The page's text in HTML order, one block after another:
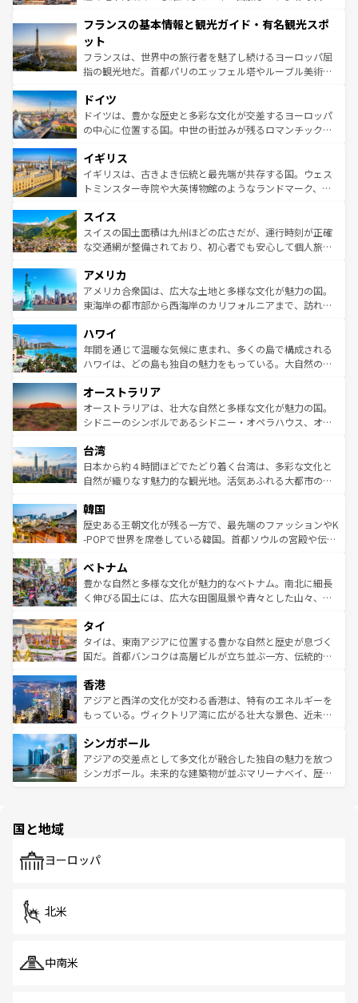
ませてくれるイタリアで、忘れられない旅をしてみよう！
なお、新着のイタリア情報は
しい。
文化が根付くこの国では、情熱的なフラメンコ、熱気あふ
れる闘牛、そして美味しいタパスが生活の一部となってい
る。首都マドリードの洗練された雰囲気や、バルセロナの
アートに溢れた街角から、地方では古代ローマ遺跡や中世
せる。地方によって風土や気候が異なるスペインはその個
性で訪れる人を魅了する。 なお、新着のスペイン情報は コ
ンテンツ一覧を参照してほしい。
フランスの基本情報と観光ガイド・有名観光スポ
ット
フランスは、世界中の旅行者を魅了し続けるヨーロッパ屈
指の観光地だ。首都パリのエッフェル塔やルーブル美術館
で、幅広い魅力が詰まっている。華麗な宮殿、歴史的な大
聖堂、美しいビーチ、そして豊かな自然が、訪れる者を心
から魅了する。また、フランスは美食の国としても知ら
いる。シャンパンの発祥地であるランス、プロヴァンスの
香り高いラベンダー畑など、多彩な楽しみ方が可能だ。さ
らに、パリ以外の地域にも魅力が溢れており、どの街角に
れる地方に足を運ぶとそれぞれで全く異なる文化を体験で
きるだろう。 なお、新着のフランス情報はコンテンツ一覧
を参照してほしい。
ドイツ
ドイツは、豊かな歴史と多彩な文化が交差するヨーロッパ
の中心に位置する国。中世の街並みが残るロマンチック街
顔を持つこの国は、どこを歩いても飽きることがない。ベ
ルリンの文化的活気、バイエルン州のアルプスの絶景、そ
してライン川沿いのワイン畑といった風景は必見。ビール
は、お酒好きな人にはぜひ体験してほしい。 なお、新着の
ドイツ情報はコンテンツ一覧を参照してほしい。
イギリス
イギリスは、古きよき伝統と最先端が共存する国。ウェス
トミンスター寺院や大英博物館のようなランドマーク、歴
リアごとに異なる魅力がある。また、優雅なアフタヌーン
ティー、ビール好きにはたまらない英国パブ、サッカー観
戦など、本場だからこそできる体験も豊富。イギリスを旅
ンツ一覧を参照してほしい。
スイス
スイスの国土面積は九州ほどの広さだが、運行時刻が正確
な交通網が整備されており、初心者でも安心して個人旅行
の建物がそのまま残る町や、スイスならではのユニークな
博物館もあり、アルプス観光だけでなく町歩きも満喫する
ことができる。国民の所得が高いため物価も高いが、旅行
ば市内交通費無料で観光を楽しむこともできる。 なお、新
着のスイス情報はコンテンツ一覧 を参照してほしい。
アメリカ
アメリカ合衆国は、広大な土地と多様な文化が魅力の国。
東海岸の都市部から西海岸のカリフォルニアまで、訪れる
のような巨大都市は、観光、ショッピング、エンターテイ
ンメントが詰まった刺激的なスポットだ。一方、アメリカ
西部には大自然が広がり、グランドキャニオンやイエロー
部のニューオーリンズでは、音楽と美食が融合した独特の
文化が魅力。旅行者はアメリカの各地域で異なる魅力を楽
しみながら、その多様性と豊かな歴史を感じることができ
ならではの贅沢な旅のスタイルだ。 なお、新着のアメリカ
情報はコンテンツ一覧を参照してほしい。
ハワイ
年間を通じて温暖な気候に恵まれ、多くの島で構成される
ハワイは、どの島も独自の魅力をもっている。大自然の神
ワイ島は見逃せない。また、定番の観光地といえばオアフ
島だが、静かな自然を求めるならマウイ島やカウアイ島が
おすすめ。エメラルドグリーンに輝く海をはじめ、豊かな
れるおもてなしの心で訪れる人々を迎えてくれるハワイの
人々、おいしいローカルフードやハワイアンミュージッ
ク、伝統的なフラダンスなど、すべてがハワイの魅力を彩
ワイを、存分に味わってほしい。 なお、新着のハワイ情報
はコンテンツ一覧を参照してほしい。
オーストラリア
オーストラリアは、壮大な自然と多様な文化が魅力の国。
シドニーのシンボルであるシドニー・オペラハウス、オー
リアリーフや大陸中央部にそびえるウルル（エアーズロッ
ク）、タスマニアの美しい原生林やケアンズの熱帯雨林な
ど、見どころがたくさん。また、カフェやワイン、オージ
いる。アクティビティも充実しており、サーフィンやダイ
ビング、ハイキングなど、アウトドア好きにはたまらな
い。オーストラリアの多彩な魅力を存分に味わいつくそ
参照してほしい。
台湾
日本から約４時間ほどでたどり着く台湾は、多彩な文化と
自然が織りなす魅力的な観光地。活気あふれる大都市の台
ン）、静ひつな山岳地帯である台湾東部など、都市の喧騒
と山間の静けさが共存しており、訪れる人に新しい発見と
驚きをもたらしてくれる。また、奥深い台湾の食文化も魅
容にもいいと評判のスイーツなど、バラエティ豊かな料理
が味わえる。 なお、新着の台湾情報は コンテンツ一覧を参
照してほしい。
韓国
歴史ある王朝文化が残る一方で、最先端のファッションやK
-POPで世界を席巻している韓国。首都ソウルの宮殿や伝統
き、地方に足を延ばせば四季折々の自然美を楽しむことが
できる。そして、キムチや焼肉、絶品のストリートフード
まで、さまざまな韓国料理が待っている。夜には、韓国な
リティに包まれながら、韓国の多彩な魅力を心ゆくまで味
わってみてほしい。 なお、新着の韓国情報はコンテンツ一
覧を参照してほしい。
ベトナム
豊かな自然と多様な文化が魅力的なベトナム。南北に細長
く伸びる国土には、広大な田園風景や青々とした山々、世
急速な発展と共に伝統が息づく。ハノイの古い町並みやホ
ーチミン市のフランス統治時代の建物も、独特の雰囲気を
醸し出している。また、バラエティの豊かさとおいしさで
とつ。フォーやバインミー、ベトナムコーヒーなどは、ぜ
ひ現地で味わいたい。どの地域を訪れてもあたたかい人々
が旅行者を迎えてくれるので、きっと忘れられない旅にな
参照してほしい。
タイ
タイは、東南アジアに位置する豊かな自然と歴史が息づく
国だ。首都バンコクは高層ビルが立ち並ぶ一方、伝統的な
の活気が交差している。北部ではチェンマイなどの山岳地
帯で自然と触れ合い、南部ではプーケットやクラビの美し
いビーチでリゾート気分を楽しむことができる。タイ料理
激する。気候は一年中温暖で、どの季節にも異なる楽しみ
が待っている。親しみやすいタイの人々、仏教を中心とし
た文化、そして多様な観光資源が、訪れる旅人を魅了し続
香港
アジアと西洋の文化が交わる香港は、特有のエネルギーを
もっている。ヴィクトリア湾に広がる壮大な景色、近未来
み、どこを訪れても感動するはず。観光スポットが密集し
ており、効率よく見どころを回れるのも魅力。息をのむよ
うな絶景から文化的な体験まで、香港を存分に楽しみ尽く
シンガポール
アジアの交差点として多文化が融合した独自の魅力を放つ
シンガポール。未来的な建築物が並ぶマリーナベイ、歴史
で、ホーカーズは地元の風情を楽しめる外せないスポット
国と地域
ヨーロッパ
北米
中南米